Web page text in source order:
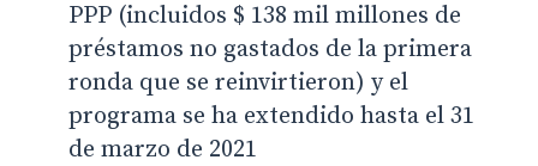
PPP (incluidos $ 138 mil millones de
préstamos no gastados de la primera
ronda que se reinvirtieron) y el
programa se ha extendido hasta el 31
de marzo de 2021